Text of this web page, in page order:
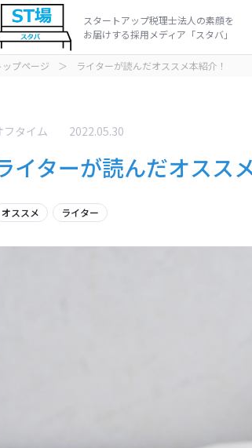
スタートアップ税理士法人の素顔を
お届けする採用メディア「スタバ」
ップページ ＞ ライターが読んだオススメ本紹介！
フタイム 2022.05.30
イターが読んだオスス
オススメ ライター